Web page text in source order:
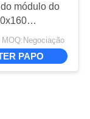
módulo do
pixel da
5mm
de luz
MOQ:Negociação
PAPO